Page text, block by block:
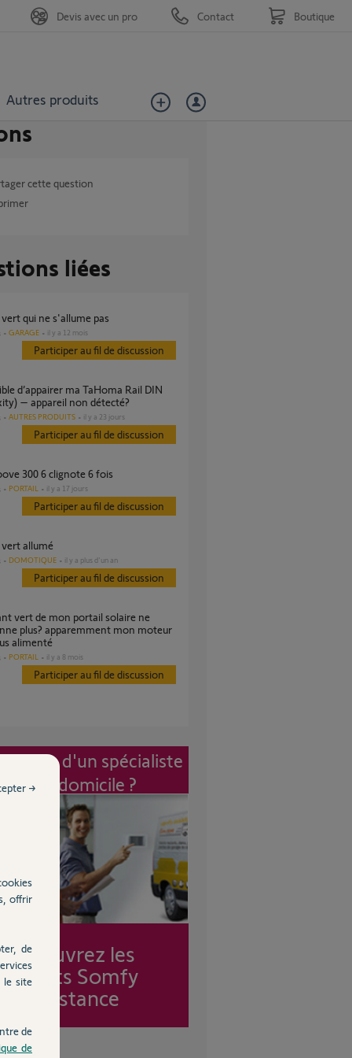
Autres produits
Devis avec un pro Contact Boutique
cette question
liées
vert qui ne s'allume pas
GARAGE il y a 12 mois
Participer au fil de discussion
– appareil non détecté?
AUTRES PRODUITS il y a 23 jours
Participer au fil de discussion
300 6 clignote 6 fois
PORTAIL il y a 17 jours
Participer au fil de discussion
vert allumé
DOMOTIQUE il y a plus d'un an
Participer au fil de discussion
plus? apparemment mon moteur
alimenté
PORTAIL il y a 8 mois
Participer au fil de discussion
d'un spécialiste
à mon domicile ?
Découvrez les
forfaits Somfy
Assistance
offrir
de
le site
de
de
→